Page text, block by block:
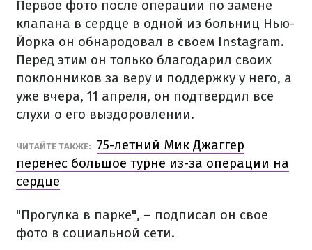
Первое фото после операции по замене
клапана в сердце в одной из больниц Нью-
Йорка он обнародовал в своем Instagram.
Перед этим он только благодарил своих
поклонников за веру и поддержку у него, а
уже вчера, 11 апреля, он подтвердил все
слухи о его выздоровлении.
ЧИТАЙТЕ ТАКЖЕ:
75-летний Мик Джаггер
перенес большое турне из-за операции на
сердце
"Прогулка в парке", – подписал он свое
фото в социальной сети.